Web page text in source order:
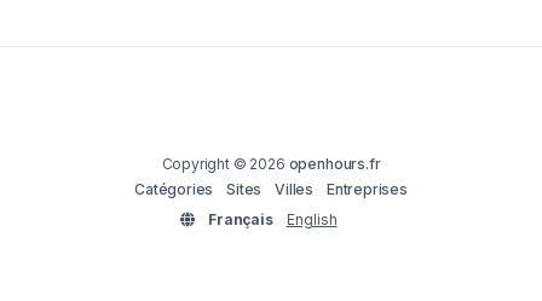
Copyright © 2026 openhours.fr
Catégories
Sites Villes
Entreprises
Français
English